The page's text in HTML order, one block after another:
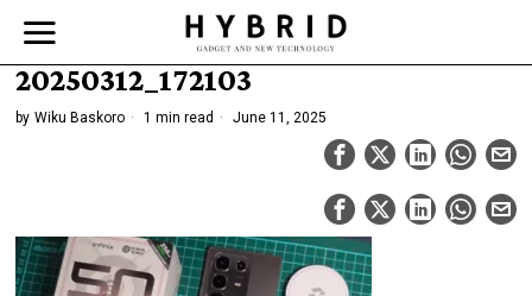
20250312_172103
by Wiku Baskoro 1 min read June 11, 2025